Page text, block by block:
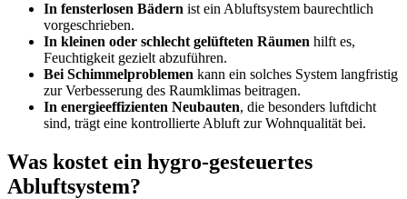
In fensterlosen Bädern ist ein Abluftsystem baurechtlich
vorgeschrieben.
In kleinen oder schlecht gelüfteten Räumen hilft es,
Feuchtigkeit gezielt abzuführen.
Bei Schimmelproblemen kann ein solches System langfristig
zur Verbesserung des Raumklimas beitragen.
In energieeffizienten Neubauten, die besonders luftdicht
sind, trägt eine kontrollierte Abluft zur Wohnqualität bei.
Was kostet ein hygro-gesteuertes
Abluftsystem?